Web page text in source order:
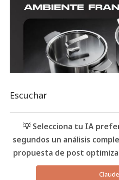
Escuchar
💡 Selecciona tu IA
segundos un análisis
propuesta de post
Claude